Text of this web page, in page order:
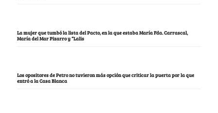
La mujer que tumbó la lista del Pacto, en la que estaba María Fda. Carrascal,
María del Mar Pizarro y “Lalis
Los opositores de Petro no tuvieron más opción que criticar la puerta por la que
entró a la Casa Blanca